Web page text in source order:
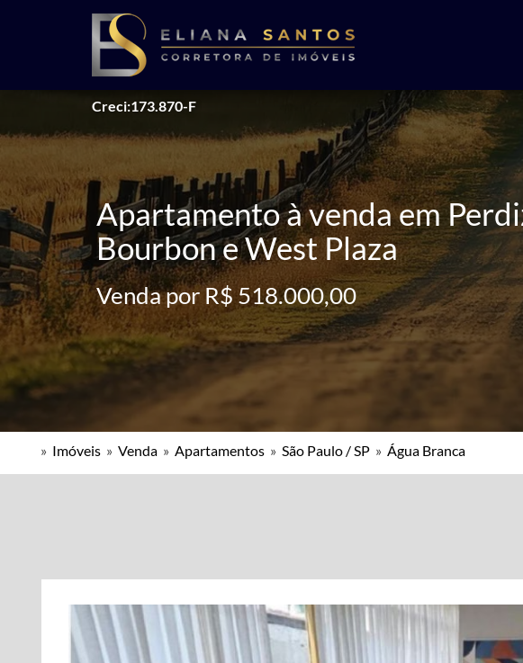
Creci:173.870-F
Apartamento à venda em
Bourbon e West Plaza
Venda por R$ 518.000,00
» Imóveis » Venda » Apartamentos » São Paulo / SP » Água Branca